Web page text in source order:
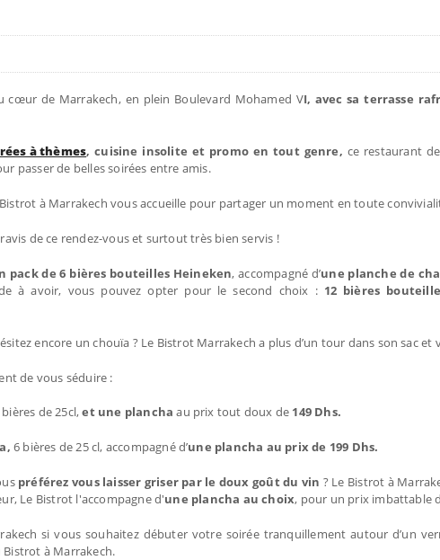
cœur de Marrakech, en plein Boulevard Mohamed VI, avec sa terrasse
à thèmes, cuisine insolite et promo en tout genre, ce restaurant
passer de belles soirées entre amis.
à Marrakech vous accueille pour partager un moment en toute
de ce rendez-vous et surtout très bien servis !
pack de 6 bières bouteilles Heineken, accompagné d’une planche de
à avoir, vous pouvez opter pour le second choix : 12 bières
encore un chouïa ? Le Bistrot Marrakech a plus d’un tour dans son sac et
de vous séduire :
de 25cl,et une plancha au prix tout doux de 149 Dhs.
6 bières de 25 cl, accompagné d’une plancha au prix de 199 Dhs.
préférez vous laisser griser par le doux goût du vin ? Le Bistrot à
Le Bistrot l'accompagne d'une plancha au choix, pour un prix imbattable
si vous souhaitez débuter votre soirée tranquillement autour d’un
à Marrakech.